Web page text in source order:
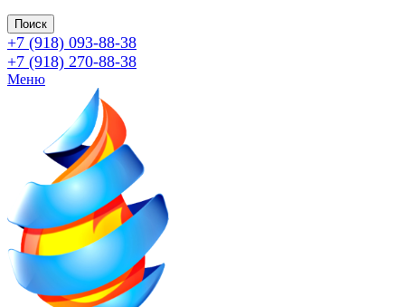
Поиск
+7 (918) 093-88-38
+7 (918) 270-88-38
Меню